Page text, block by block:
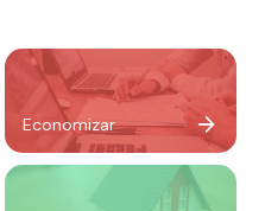
Economizar